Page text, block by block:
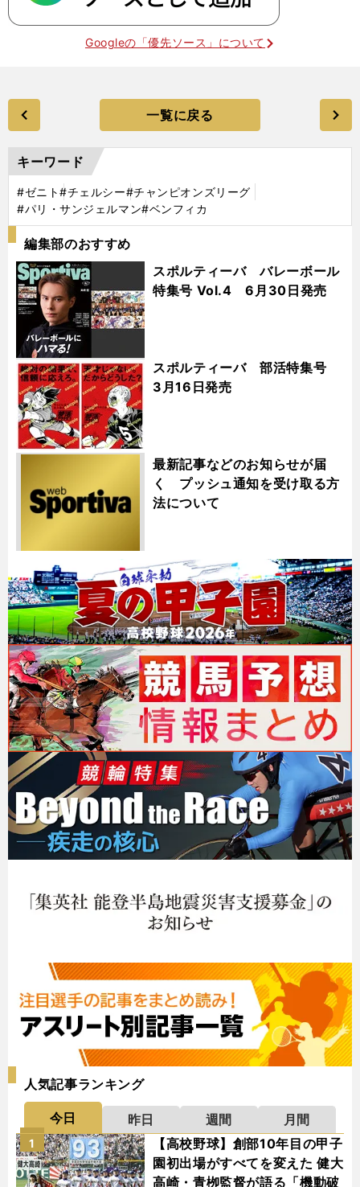
Googleの「優先ソース」について
一覧に戻る
キーワード
#ゼニト#チェルシー#チャンピオンズリーグ
#パリ・サンジェルマン#ベンフィカ
編集部のおすすめ
スポルティーバ バレーボール
特集号 Vol.4 6月30日発売
スポルティーバ 部活特集号
3月16日発売
最新記事などのお知らせが届
く プッシュ通知を受け取る方
法について
人気記事ランキング
今日 昨日 週間
月間
【高校野球】創部10年目の甲子
園初出場がすべてを変えた 健大
高崎・青栁監督が語る「機動破
1